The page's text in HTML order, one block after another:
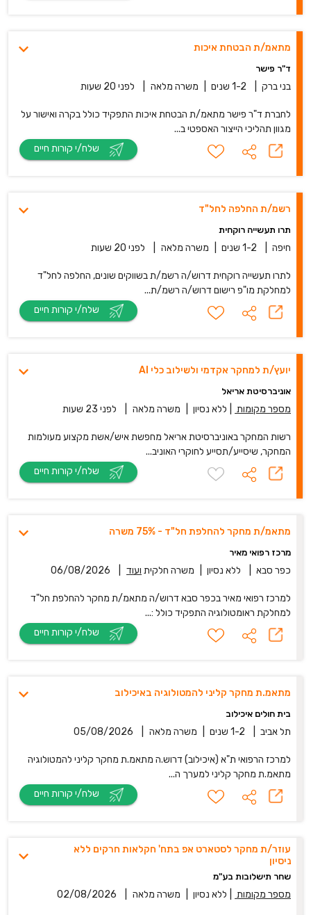
מתאמ/ת הבטחת איכות
ד"ר פישר
בני ברק 1-2 שנים משרה מלאה לפני 20 שעות
לחברת ד"ר פישר מתאמ/ת הבטחת איכות התפקיד כולל בקרה ואישור על
מגוון תהליכי הייצור האספטי ב...
רשמ/ת החלפה לחל"ד
תרו תעשייה רוקחית
חיפה 1-2 שנים משרה מלאה לפני 20 שעות
לתרו תעשייה רוקחית דרוש/ה רשמ/ת בשווקים שונים, החלפה לחל"ד
למחלקת מו"פ רישום דרוש/ה רשמ/ת...
יועץ/ת למחקר אקדמי ולשילוב כלי AI
אוניברסיטת אריאל
מספר מקומות ללא נסיון משרה מלאה לפני 23 שעות
רשות המחקר באוניברסיטת אריאל מחפשת איש/אשת מקצוע מעולמות
המחקר, שיסייע/תסייע לחוקרי האוניב...
מתאמ/ת מחקר להחלפת חל"ד - 75% משרה
מרכז רפואי מאיר
כפר סבא ללא נסיון משרה חלקית ועוד 06/08/2026
למרכז רפואי מאיר בכפר סבא דרוש/ה מתאמ/ת מחקר להחלפת חל"ד
למחלקת ראומטולוגיה התפקיד כולל :...
מתאמ.ת מחקר קליני להמטולוגיה באיכילוב
בית חולים איכילוב
תל אביב 1-2 שנים משרה מלאה 05/08/2026
למרכז הרפואי ת"א (איכילוב) דרוש.ה מתאמ.ת מחקר קליני להמטולוגיה
מתאמ.ת מחקר קליני למערך ה...
עוזר/ת מחקר לסטארט אפ בתח' חקלאות חרקים ללא
ניסיון
שחר תישלובות בע"מ
מספר מקומות ללא נסיון משרה מלאה 02/08/2026